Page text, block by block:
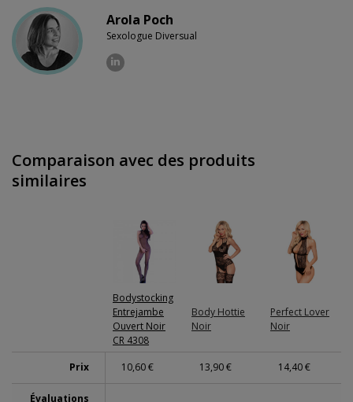
Arola Poch
Sexologue Diversual
Comparaison avec des produits
similaires
Bodystocking
Entrejambe
Ouvert Noir
CR 4308
Body Hottie
Noir
Perfect Lover
Noir
Prix 10,60 € 13,90 € 14,40 €
Évaluations